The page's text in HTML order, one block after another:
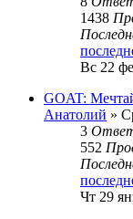
1438
Вс 22
GOAT:
Анатолий »
3
552
Чт 29